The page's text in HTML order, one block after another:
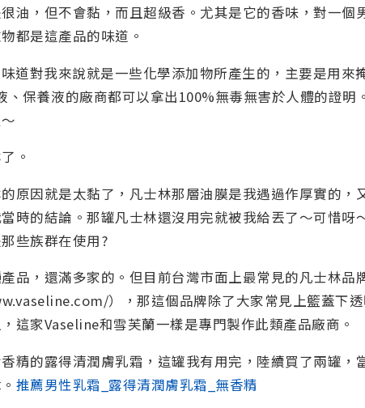
油，但不會黏，而且超級香。尤其是它的香味，對一個
都是這產品的味道。
道對我來說就是一些化學添加物所產生的，主要是用來
、保養液的廠商都可以拿出100%無毒無害於人體的證明
。
原因就是太黏了，凡士林那層油膜是我遇過作厚實的，
時的結論。那罐凡士林還沒用完就被我給丟了～可惜呀
些族群在使用?
品，還滿多家的。但目前台灣市面上最常見的凡士林品
），那這個品牌除了大家常見上籃蓋下
這家Vaseline和雪芙蘭一樣是專門製作此類產品廠商。
精的露得清潤膚乳霜，這罐我有用完，陸續買了兩罐，
推薦男性乳霜_露得清潤膚乳霜_無香精